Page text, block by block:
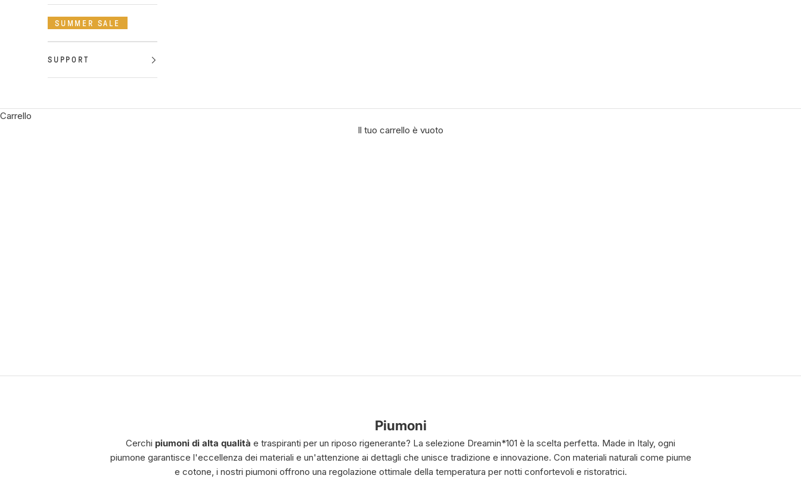
SUMMER SALE
SUPPORT
Carrello
Il tuo carrello è vuoto
Piumoni
Cerchi piumoni di alta qualità e traspiranti per un riposo rigenerante? La selezione Dreamin*101 è la scelta perfetta. Made in Italy, ogni
piumone garantisce l'eccellenza dei materiali e un'attenzione ai dettagli che unisce tradizione e innovazione. Con materiali naturali come piume
e cotone, i nostri piumoni offrono una regolazione ottimale della temperatura per notti confortevoli e ristoratrici.